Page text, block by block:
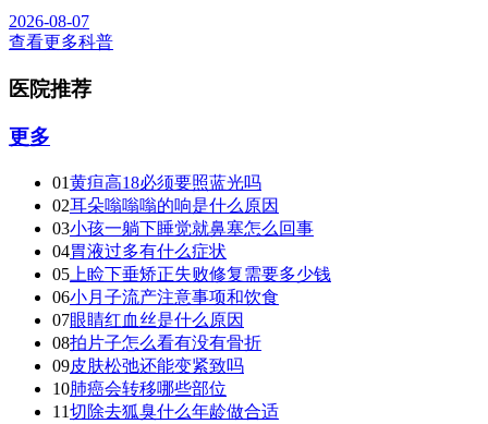
2026-08-07
查看更多科普
医院推荐
更多
01黄疸高18必须要照蓝光吗
02耳朵嗡嗡嗡的响是什么原因
03小孩一躺下睡觉就鼻塞怎么回事
04胃液过多有什么症状
05 上睑下垂矫正失败修复需要多少钱
06小月子流产注意事项和饮食
07眼睛红血丝是什么原因
08拍片子怎么看有没有骨折
09皮肤松弛还能变紧致吗
10肺癌会转移哪些部位
11切除去狐臭什么年龄做合适